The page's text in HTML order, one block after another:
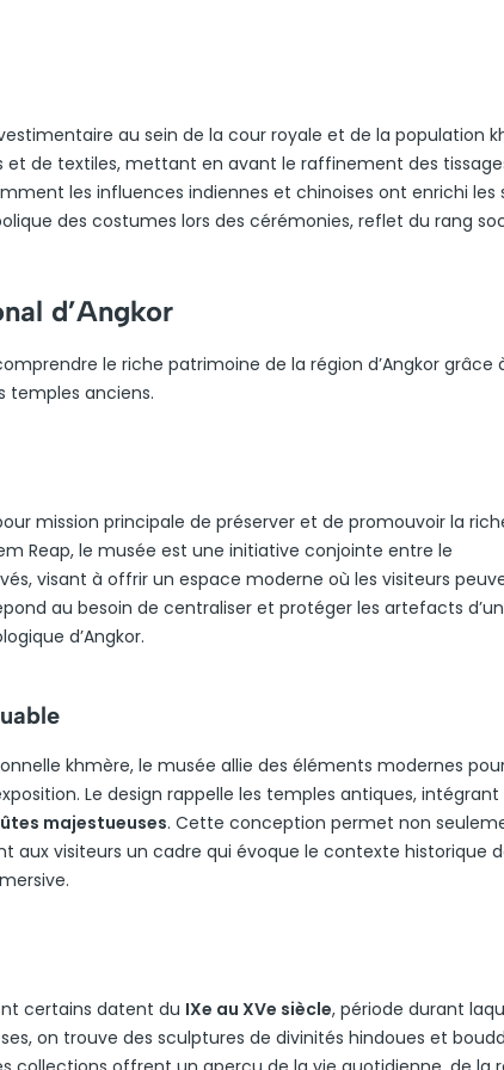
au sein de la cour royale et de la population
et de textiles, mettant en avant le raffinement des
les influences indiennes et chinoises ont enrichi les
des costumes lors des cérémonies, reflet du rang
d’Angkor
le riche patrimoine de la région d’Angkor grâce
temples anciens.
mission principale de préserver et de promouvoir la
Reap, le musée est une initiative conjointe entre le
visant à offrir un espace moderne où les visiteurs
au besoin de centraliser et protéger les artefacts
d’Angkor.
khmère, le musée allie des éléments modernes
Le design rappelle les temples antiques, intégrant
majestueuses. Cette conception permet non
visiteurs un cadre qui évoque le contexte historique
certains datent du IXe au XVe siècle, période durant
on trouve des sculptures de divinités hindoues et